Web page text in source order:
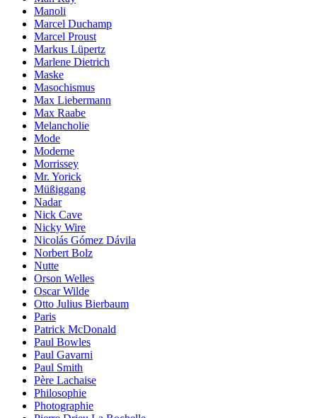
Manoli
Marcel Duchamp
Marcel Proust
Markus Lüpertz
Marlene Dietrich
Maske
Masochismus
Max Liebermann
Max Raabe
Melancholie
Mode
Moderne
Morrissey
Mr. Yorick
Müßiggang
Nadar
Nick Cave
Nicky Wire
Nicolás Gómez Dávila
Norbert Bolz
Nutte
Orson Welles
Oscar Wilde
Otto Julius Bierbaum
Paris
Patrick McDonald
Paul Bowles
Paul Gavarni
Paul Smith
Père Lachaise
Philosophie
Photographie